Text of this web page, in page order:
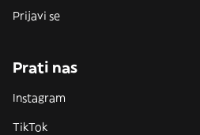
Prijavi se
Prati nas
Instagram
TikTok